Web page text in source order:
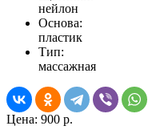
нейлон
Основа:
пластик
Тип:
массажная
Цена: 900 р.